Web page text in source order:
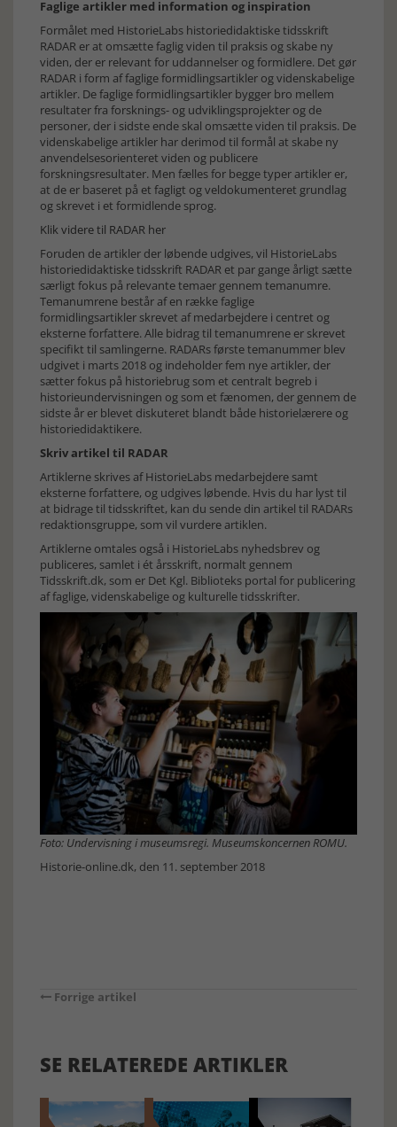
Faglige artikler med information og inspiration
Formålet med HistorieLabs historiedidaktiske tidsskrift
RADAR er at omsætte faglig viden til praksis og skabe ny
viden, der er relevant for uddannelser og formidlere. Det gør
RADAR i form af faglige formidlingsartikler og videnskabelige
artikler. De faglige formidlingsartikler bygger bro mellem
resultater fra forsknings- og udviklingsprojekter og de
personer, der i sidste ende skal omsætte viden til praksis. De
videnskabelige artikler har derimod til formål at skabe ny
anvendelsesorienteret viden og publicere
forskningsresultater. Men fælles for begge typer artikler er,
at de er baseret på et fagligt og veldokumenteret grundlag
og skrevet i et formidlende sprog.
Klik videre til RADAR her
Foruden de artikler der løbende udgives, vil HistorieLabs
historiedidaktiske tidsskrift RADAR et par gange årligt sætte
særligt fokus på relevante temaer gennem temanumre.
Temanumrene består af en række faglige
formidlingsartikler skrevet af medarbejdere i centret og
eksterne forfattere. Alle bidrag til temanumrene er skrevet
specifikt til samlingerne. RADARs første temanummer blev
udgivet i marts 2018 og indeholder fem nye artikler, der
sætter fokus på historiebrug som et centralt begreb i
historieundervisningen og som et fænomen, der gennem de
sidste år er blevet diskuteret blandt både historielærere og
historiedidaktikere.
Skriv artikel til RADAR
Artiklerne skrives af HistorieLabs medarbejdere samt
eksterne forfattere, og udgives løbende. Hvis du har lyst til
at bidrage til tidsskriftet, kan du sende din artikel til RADARs
redaktionsgruppe, som vil vurdere artiklen.
Artiklerne omtales også i HistorieLabs nyhedsbrev og
publiceres, samlet i ét årsskrift, normalt gennem
Tidsskrift.dk, som er Det Kgl. Biblioteks portal for publicering
af faglige, videnskabelige og kulturelle tidsskrifter.
Foto: Undervisning i museumsregi. Museumskoncernen ROMU.
Historie-online.dk, den 11. september 2018
Forrige artikel
SE RELATEREDE ARTIKLER